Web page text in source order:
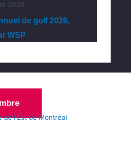
2026
de golf 2026,
WSP